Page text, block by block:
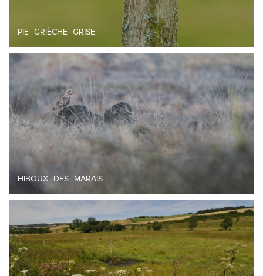
PIE GRIÈCHE GRISE
HIBOUX DES MARAIS